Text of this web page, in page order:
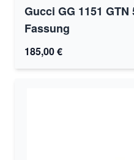
Gucci GG 1151
Fassung
185,00 €